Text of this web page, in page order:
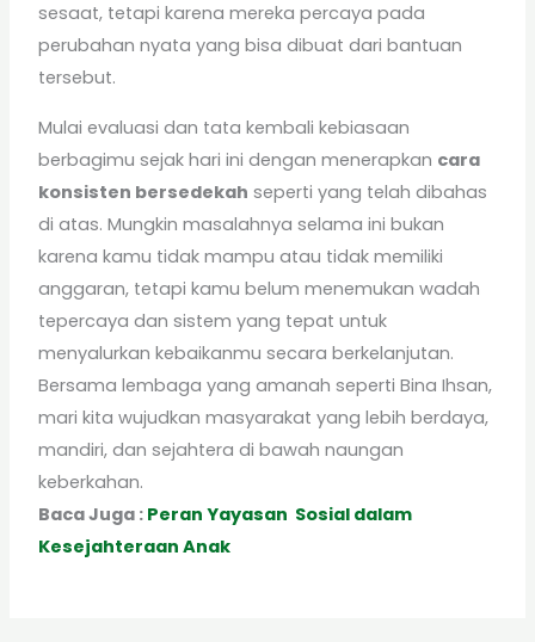
sesaat, tetapi karena mereka percaya pada
perubahan nyata yang bisa dibuat dari bantuan
tersebut.
Mulai evaluasi dan tata kembali kebiasaan
berbagimu sejak hari ini dengan menerapkan cara
konsisten bersedekah seperti yang telah dibahas
di atas. Mungkin masalahnya selama ini bukan
karena kamu tidak mampu atau tidak memiliki
anggaran, tetapi kamu belum menemukan wadah
tepercaya dan sistem yang tepat untuk
menyalurkan kebaikanmu secara berkelanjutan.
Bersama lembaga yang amanah seperti Bina Ihsan,
mari kita wujudkan masyarakat yang lebih berdaya,
mandiri, dan sejahtera di bawah naungan
keberkahan.
Baca Juga : Peran Yayasan Sosial dalam
Kesejahteraan Anak